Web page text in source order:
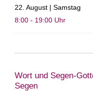
22. August | Samstag
8:00 - 19:00 Uhr
Wort und Segen-
Segen